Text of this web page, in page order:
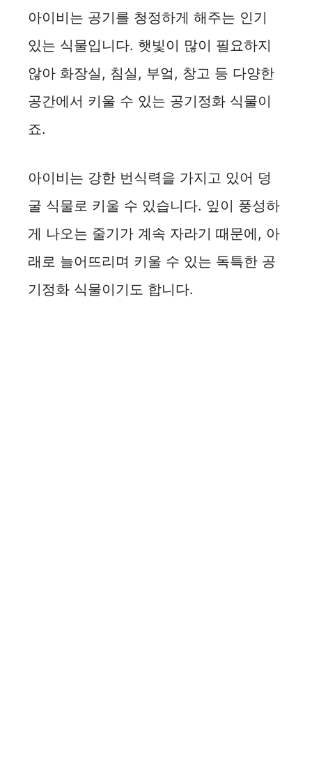
아이비는 공기를 청정하게 해주는 인기
있는 식물입니다. 햇빛이 많이 필요하지
않아 화장실, 침실, 부엌, 창고 등 다양한
공간에서 키울 수 있는 공기정화 식물이
죠.
아이비는 강한 번식력을 가지고 있어 덩
굴 식물로 키울 수 있습니다. 잎이 풍성하
게 나오는 줄기가 계속 자라기 때문에, 아
래로 늘어뜨리며 키울 수 있는 독특한 공
기정화 식물이기도 합니다.